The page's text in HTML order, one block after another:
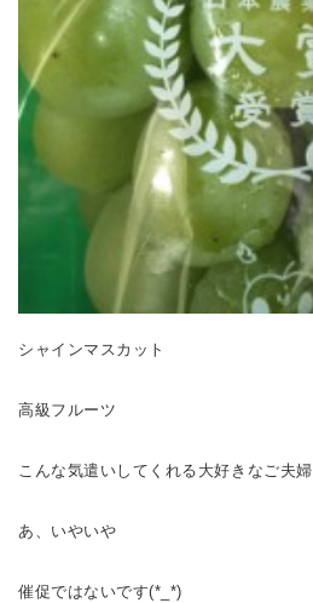
シャインマスカット
高級フルーツ
こんな気遣いしてくれる大好きなご夫婦
あ、いやいや
催促ではないです(*_*)